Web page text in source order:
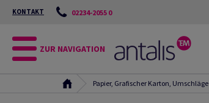
KONTAKT 02234-2055 0
ZUR NAVIGATION
Papier, Grafischer Karton, Umschläge